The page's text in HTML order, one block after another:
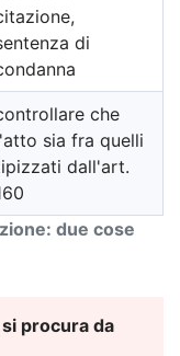
due cose
di
che
sia fra quelli
dall'art.
procura da